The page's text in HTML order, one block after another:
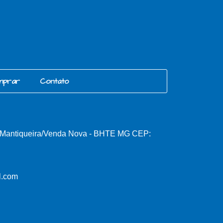
Contato
Venda Nova - BHTE MG CEP: